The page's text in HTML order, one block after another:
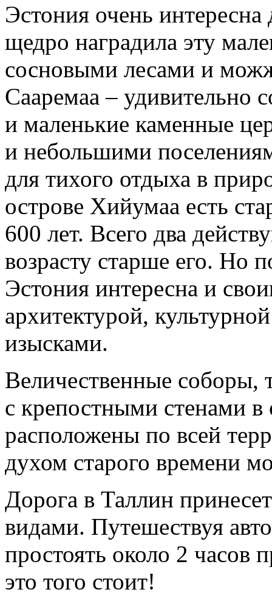
Эстония очень
щедро наградила эту
сосновыми лесами и
Сааремаа – удивительно
и маленькие каменные
и небольшими
для тихого отдыха в
острове Хийумаа есть
600 лет. Всего два
возрасту старше его. Но
Эстония интересна и
архитектурой,
изысками.
Величественные соборы,
с крепостными стенами в
расположены по всей
духом старого времени
Дорога в Таллин
видами. Путешествуя
простоять около 2 часов
это того стоит!